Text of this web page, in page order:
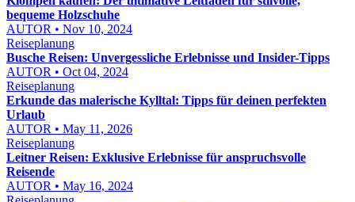
bequeme Holzschuhe
AUTOR • Nov 10, 2024
Reiseplanung
Busche Reisen: Unvergessliche Erlebnisse und Insider-Tipps
AUTOR • Oct 04, 2024
Reiseplanung
Erkunde das malerische Kylltal: Tipps für deinen perfekten
Urlaub
AUTOR • May 11, 2026
Reiseplanung
Leitner Reisen: Exklusive Erlebnisse für anspruchsvolle
Reisende
AUTOR • May 16, 2024